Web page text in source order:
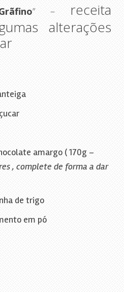
” – receita
alterações
amargo ( 170g –
, complete de forma a dar
de trigo
em pó